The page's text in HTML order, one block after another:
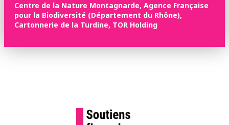
Centre de la Nature Montagnarde, Agence Française
pour la Biodiversité (Département du Rhône),
Cartonnerie de la Turdine, TOR Holding